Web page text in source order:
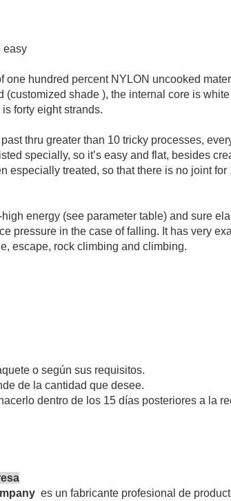
easy
one hundred percent NYLON uncooked
(customized shade ), the internal core is
forty eight strands.
thru greater than 10 tricky processes,
specially, so it’s easy and flat, besides
especially treated, so that there is no joint
energy (see parameter table) and sure
pressure in the case of falling. It has very
escape, rock climbing and climbing.
o ​​según sus requisitos.
de la cantidad que desee.
dentro de los 15 días posteriores a la
es un fabricante profesional de